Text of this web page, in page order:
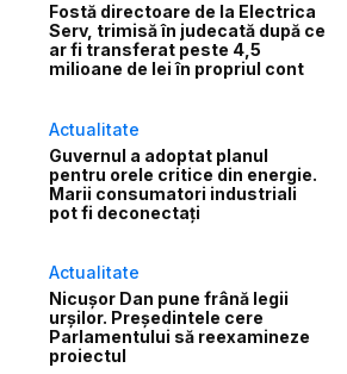
Fostă directoare de la Electrica
Serv, trimisă în judecată după ce
ar fi transferat peste 4,5
milioane de lei în propriul cont
Actualitate
Guvernul a adoptat planul
pentru orele critice din energie.
Marii consumatori industriali
pot fi deconectați
Actualitate
Nicușor Dan pune frână legii
urșilor. Președintele cere
Parlamentului să reexamineze
proiectul